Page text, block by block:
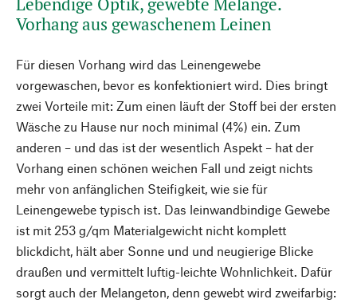
Vorhang aus gewaschenem Leinen
Für diesen Vorhang wird das Leinengewebe
vorgewaschen, bevor es konfektioniert wird. Dies bringt
zwei Vorteile mit: Zum einen läuft der Stoff bei der ersten
Wäsche zu Hause nur noch minimal (4%) ein. Zum
anderen – und das ist der wesentlich Aspekt – hat der
Vorhang einen schönen weichen Fall und zeigt nichts
mehr von anfänglichen Steifigkeit, wie sie für
Leinengewebe typisch ist. Das leinwandbindige Gewebe
ist mit 253 g/qm Materialgewicht nicht komplett
blickdicht, hält aber Sonne und und neugierige Blicke
draußen und vermittelt luftig-leichte Wohnlichkeit. Dafür
sorgt auch der Melangeton, denn gewebt wird zweifarbig: